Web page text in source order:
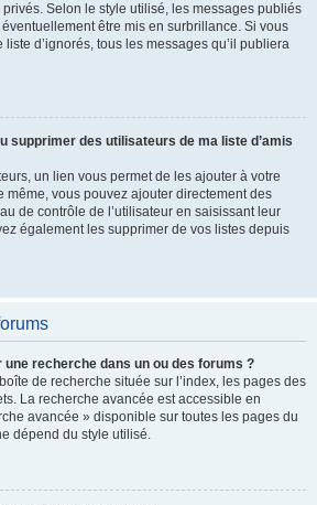
Selon le style utilisé, les messages publiés
être mis en surbrillance. Si vous
d’ignorés, tous les messages qu’il publiera
supprimer des utilisateurs de ma liste d’amis
un lien vous permet de les ajouter à votre
même, vous pouvez ajouter directement des
de contrôle de l’utilisateur en saisissant leur
également les supprimer de vos listes depuis
recherche dans un ou des forums ?
de recherche située sur l’index, les pages des
La recherche avancée est accessible en
avancée » disponible sur toutes les pages du
dépend du style utilisé.